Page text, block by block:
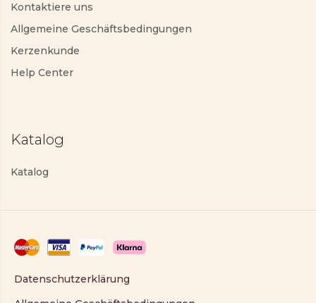
Kontaktiere uns
Allgemeine Geschäftsbedingungen
Kerzenkunde
Help Center
Katalog
Katalog
Datenschutzerklärung